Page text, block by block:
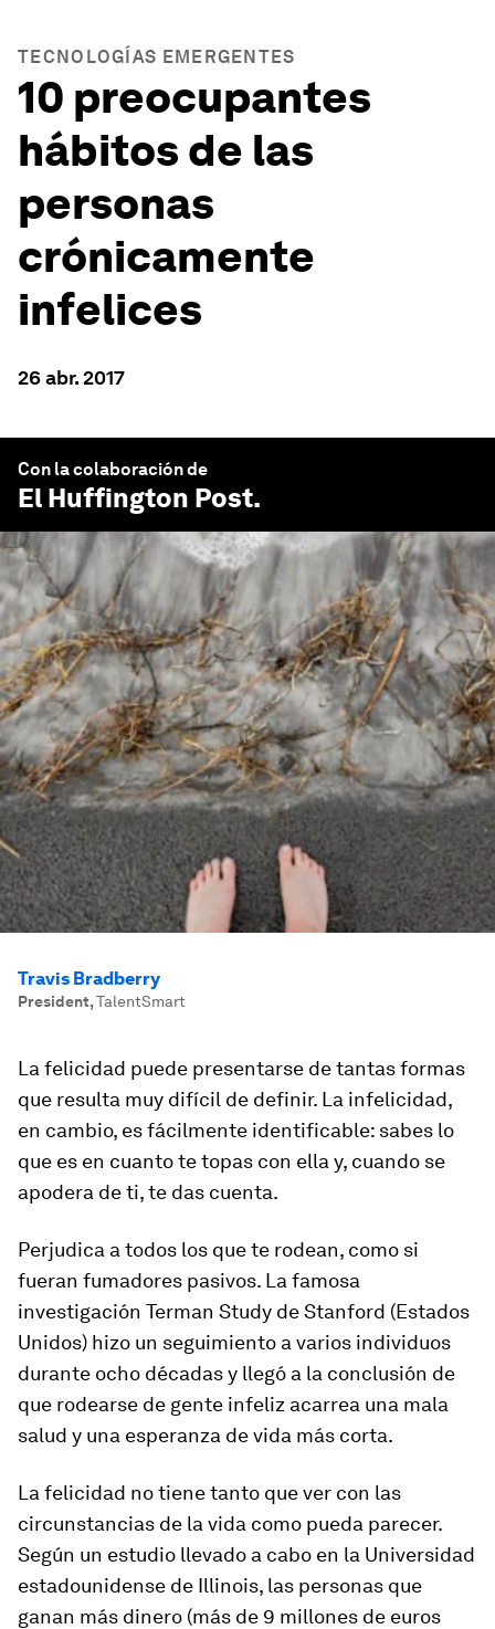
TECNOLOGÍAS EMERGENTES
10 preocupantes
hábitos de las
personas
crónicamente
infelices
26 abr. 2017
Con la colaboración de
El Huffington Post.
Travis Bradberry
President,TalentSmart
La felicidad puede presentarse de tantas formas
que resulta muy difícil de definir. La infelicidad,
en cambio, es fácilmente identificable: sabes lo
que es en cuanto te topas con ella y, cuando se
apodera de ti, te das cuenta.
Perjudica a todos los que te rodean, como si
fueran fumadores pasivos. La famosa
investigación Terman Study de Stanford (Estados
Unidos) hizo un seguimiento a varios individuos
durante ocho décadas y llegó a la conclusión de
que rodearse de gente infeliz acarrea una mala
salud y una esperanza de vida más corta.
La felicidad no tiene tanto que ver con las
circunstancias de la vida como pueda parecer.
Según un estudio llevado a cabo en la Universidad
estadounidense de Illinois, las personas que
ganan más dinero (más de 9 millones de euros